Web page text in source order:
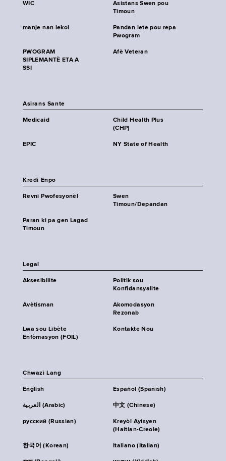
WIC
Asistans Swen pou
Timoun
manje nan lekol
Pandan lete pou repa
Pwogram
PWOGRAM
SIPLEMANTÈ ETA A
SSI
Afè Veteran
Asirans Sante
Medicaid
Child Health Plus
(CHP)
EPIC NY State of Health
Kredi Enpo
Revni Pwofesyonèl
Swen
Timoun/Depandan
Paran ki pa gen Lagad
Timoun
Legal
Aksesibilite
Politik sou
Konfidansyalite
Avètisman
Akomodasyon
Rezonab
Lwa sou Libète
Enfòmasyon (FOIL)
Kontakte Nou
Chwazi Lang
English Español (Spanish)
العربية (Arabic) 中文 (Chinese)
русский (Russian)
Kreyòl Ayisyen
(Haitian-Creole)
한국어 (Korean) Italiano (Italian)